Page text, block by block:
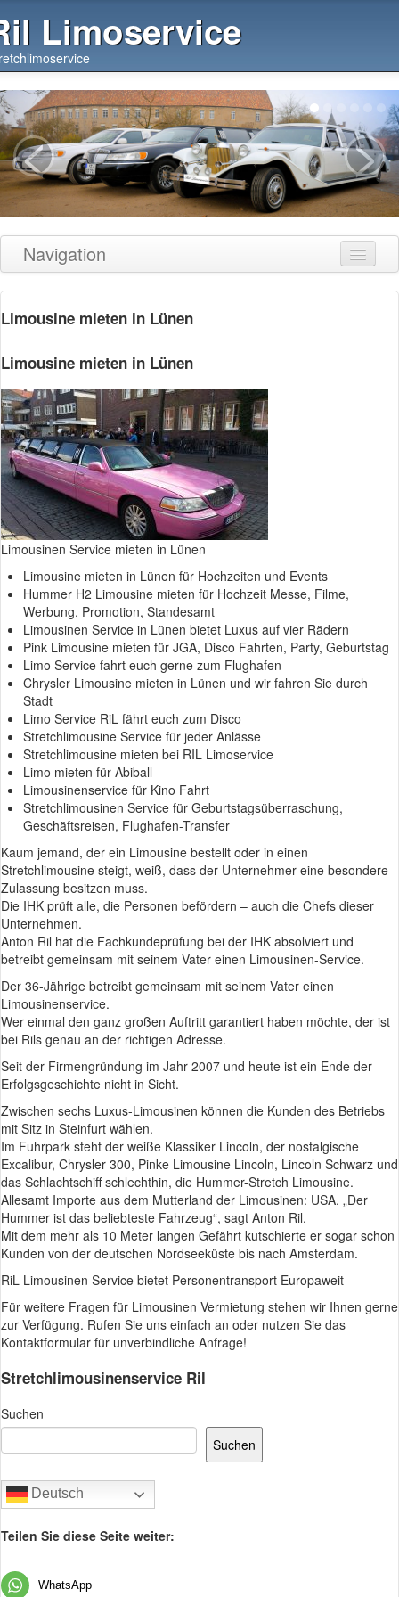
Limoservice
< >
Navigation
Über uns
Unsere Limousinen
Preise
Bezahlung
Autoschmuk- Kunst Blumen bestellen
Bildergalerien
Videos
Presse über uns
Unsere Partner
Impressum
Datenschutzerklärung
Limousine mieten in Lünen
Limousine mieten in Lünen
Limousinen Service mieten in Lünen
Limousine mieten in Lünen für Hochzeiten und Events
Hummer H2 Limousine mieten für Hochzeit Messe, Filme,
Werbung, Promotion, Standesamt
Limousinen Service in Lünen bietet Luxus auf vier Rädern
Pink Limousine mieten für JGA, Disco Fahrten, Party, Geburtstag
Limo Service fahrt euch gerne zum Flughafen
Chrysler Limousine mieten in Lünen und wir fahren Sie durch
Stadt
Limo Service RiL fährt euch zum Disco
Stretchlimousine Service für jeder Anlässe
Stretchlimousine mieten bei RIL Limoservice
Limo mieten für Abiball
Limousinenservice für Kino Fahrt
Stretchlimousinen Service für Geburtstagsüberraschung,
Geschäftsreisen, Flughafen-Transfer
Kaum jemand, der ein Limousine bestellt oder in einen
Stretchlimousine steigt, weiß, dass der Unternehmer eine besondere
Zulassung besitzen muss.
Die IHK prüft alle, die Personen befördern – auch die Chefs dieser
Unternehmen.
Anton Ril hat die Fachkundeprüfung bei der IHK absolviert und
betreibt gemeinsam mit seinem Vater einen Limousinen-Service.
Der 36-Jährige betreibt gemeinsam mit seinem Vater einen
Limousinenservice.
Wer einmal den ganz großen Auftritt garantiert haben möchte, der ist
bei Rils genau an der richtigen Adresse.
Seit der Firmengründung im Jahr 2007 und heute ist ein Ende der
Erfolgsgeschichte nicht in Sicht.
Zwischen sechs Luxus-Limousinen können die Kunden des Betriebs
mit Sitz in Steinfurt wählen.
Im Fuhrpark steht der weiße Klassiker Lincoln, der nostalgische
Excalibur, Chrysler 300, Pinke Limousine Lincoln, Lincoln Schwarz und
das Schlachtschiff schlechthin, die Hummer-Stretch Limousine.
Allesamt Importe aus dem Mutterland der Limousinen: USA. „Der
Hummer ist das beliebteste Fahrzeug“, sagt Anton Ril.
Mit dem mehr als 10 Meter langen Gefährt kutschierte er sogar schon
Kunden von der deutschen Nordseeküste bis nach Amsterdam.
RiL Limousinen Service bietet Personentransport Europaweit
Für weitere Fragen für Limousinen Vermietung stehen wir Ihnen gerne
zur Verfügung. Rufen Sie uns einfach an oder nutzen Sie das
Kontaktformular für unverbindliche Anfrage!
Stretchlimousinenservice Ril
Suchen
Suchen
Deutsch
Teilen Sie diese Seite weiter:
WhatsApp